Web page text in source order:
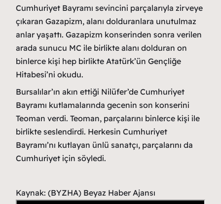
Cumhuriyet Bayramı sevincini parçalarıyla zirveye
çıkaran Gazapizm, alanı dolduranlara unutulmaz
anlar yaşattı. Gazapizm konserinden sonra verilen
arada sunucu MC ile birlikte alanı dolduran on
binlerce kişi hep birlikte Atatürk’ün Gençliğe
Hitabesi’ni okudu.
Bursalılar’ın akın ettiği Nilüfer’de Cumhuriyet
Bayramı kutlamalarında gecenin son konserini
Teoman verdi. Teoman, parçalarını binlerce kişi ile
birlikte seslendirdi. Herkesin Cumhuriyet
Bayramı’nı kutlayan ünlü sanatçı, parçalarını da
Cumhuriyet için söyledi.
Kaynak: (BYZHA) Beyaz Haber Ajansı